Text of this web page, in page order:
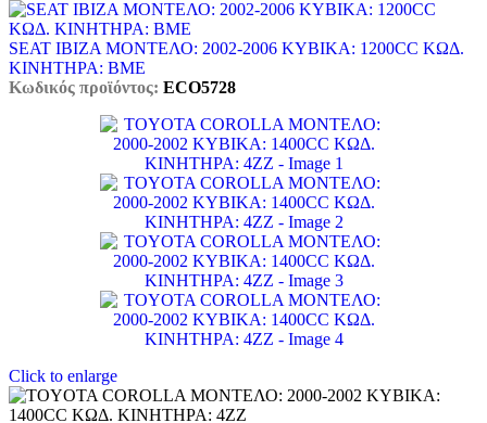
SEAT IBIZA ΜΟΝΤΕΛΟ: 2002-2006 ΚΥΒΙΚΑ: 1200CC ΚΩΔ.
ΚΙΝΗΤΗΡΑ: BME
Κωδικός προϊόντος: ECO5728
Click to enlarge